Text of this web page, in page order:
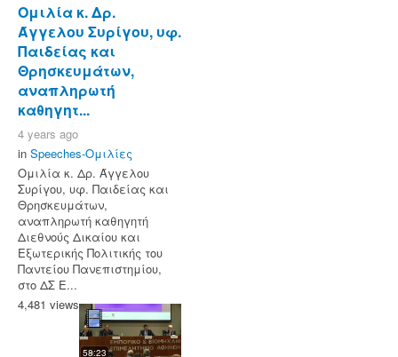
Ομιλία κ. Δρ.
Άγγελου Συρίγου, υφ.
Παιδείας και
Θρησκευμάτων,
αναπληρωτή
καθηγητ...
4 years ago
in Speeches-Ομιλίες
Ομιλία κ. Δρ. Άγγελου
Συρίγου, υφ. Παιδείας και
Θρησκευμάτων,
αναπληρωτή καθηγητή
Διεθνούς Δικαίου και
Εξωτερικής Πολιτικής του
Παντείου Πανεπιστημίου,
στο ΔΣ Ε...
4,481 views
58:23